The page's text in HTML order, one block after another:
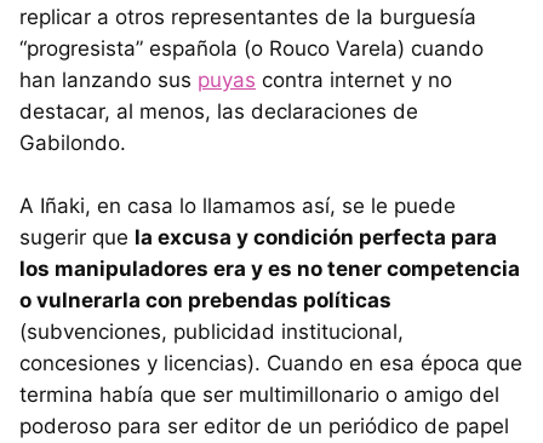
replicar a otros representantes de la burguesía
“progresista” española (o Rouco Varela) cuando
han lanzando sus puyas contra internet y no
destacar, al menos, las declaraciones de
Gabilondo.
A Iñaki, en casa lo llamamos así, se le puede
sugerir que la excusa y condición perfecta para
los manipuladores era y es no tener competencia
o vulnerarla con prebendas políticas
(subvenciones, publicidad institucional,
concesiones y licencias). Cuando en esa época que
termina había que ser multimillonario o amigo del
poderoso para ser editor de un periódico de papel